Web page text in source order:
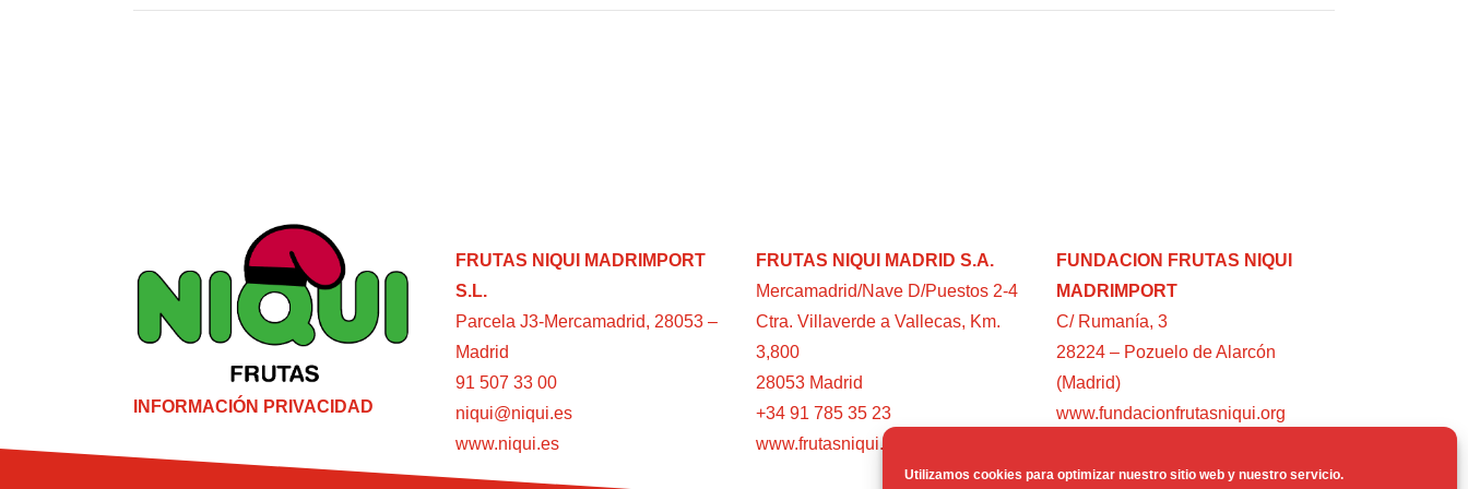
Utilizamos cookies para optimizar nuestro sitio web y nuestro servicio.
INFORMACIÓN PRIVACIDAD
FRUTAS NIQUI MADRIMPORT
S.L.
Parcela J3-Mercamadrid, 28053 –
Madrid
91 507 33 00
niqui@niqui.es
www.niqui.es
FRUTAS NIQUI MADRID S.A.
Mercamadrid/Nave D/Puestos 2-4
Ctra. Villaverde a Vallecas, Km.
3,800
28053 Madrid
+34 91 785 35 23
www.frutasniqui.es
FUNDACION FRUTAS NIQUI
MADRIMPORT
C/ Rumanía, 3
28224 – Pozuelo de Alarcón
(Madrid)
www.fundacionfrutasniqui.org